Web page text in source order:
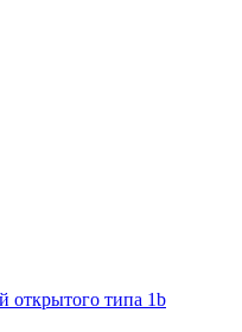
типа 1b